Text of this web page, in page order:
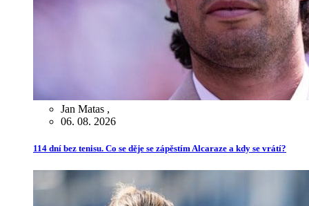
Jan Matas ,
06. 08. 2026
114 dní bez tenisu. Co se děje se zápěstím Alcaraze a kdy se vrátí?